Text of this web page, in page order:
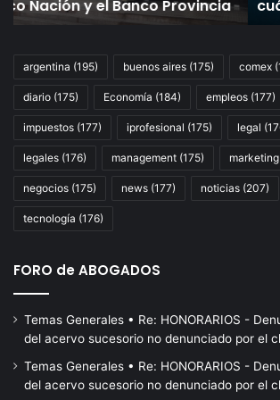
leycuándo lo autoriza la Justicia y
argentina (195) buenos aires (175) comex
diario (175) Economía (184) empleos (177)
impuestos (177) iprofesional (175) legal
legales (176) management (175) marketing
negocios (175) news (177) noticias (207)
tecnología (176)
FORO de ABOGADOS
Temas Generales • Re: HONORARIOS -
del acervo sucesorio no denunciado por el
Temas Generales • Re: HONORARIOS -
del acervo sucesorio no denunciado por el